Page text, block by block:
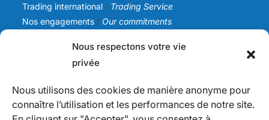
Nous respectons votre vie
privée
Nous utilisons des cookies de manière anonyme pour
connaître l’utilisation et les performances de notre site.
Trading international / Trading Service
Nos engagements / Our commitments
Notre histoire/Our story
Nos valeurs/ Our values
Actualités/News